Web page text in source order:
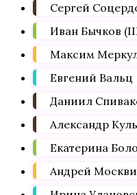
Сергей
Иван Бычков
Максим
Евгений Вальц
Даниил
Александр
Екатерина
Андрей